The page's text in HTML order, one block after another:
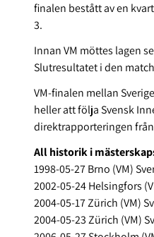
finalen bestått av en
3.
Innan VM möttes lagen
Slutresultatet i den
VM-finalen mellan
heller att följa Svensk
direktrapporteringen
All historik i
1998-05-27 Brno (VM)
2002-05-24 Helsingfors
2004-05-17 Zürich (VM)
2004-05-23 Zürich (VM)